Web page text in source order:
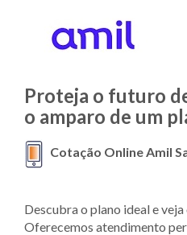
Proteja o futuro
o amparo de um
Cotação Online Amil
Descubra o plano ideal e veja
Oferecemos atendimento